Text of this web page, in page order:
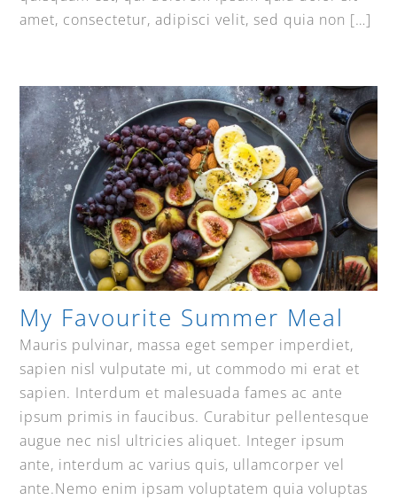
amet, consectetur, adipisci velit, sed quia non […]
My Favourite Summer Meal
Mauris pulvinar, massa eget semper imperdiet,
sapien nisl vulputate mi, ut commodo mi erat et
sapien. Interdum et malesuada fames ac ante
ipsum primis in faucibus. Curabitur pellentesque
augue nec nisl ultricies aliquet. Integer ipsum
ante, interdum ac varius quis, ullamcorper vel
ante.Nemo enim ipsam voluptatem quia voluptas